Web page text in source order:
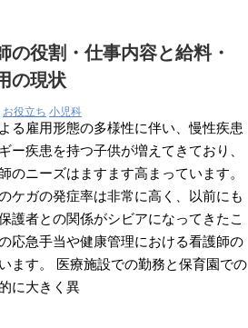
の役割・仕事内容と給料・
の現状
お役立ち 小児科
る雇用形態の多様性に伴い、慢性疾患
ー疾患を持つ子供が増えてきており、
のニーズはますます高まっています。
ケガの発症率は非常に高く、以前にも
護者との関係がシビアになってきたこ
応急手当や健康管理における看護師の
ます。 医療施設での勤務と保育園での
に大きく異